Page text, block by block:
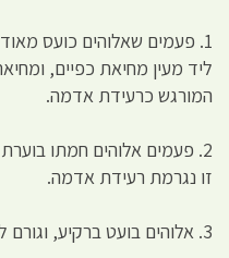
1. פעמים שאלוהים כועס
ליד מעין מחיאת כפיים,
המורגש כרעידת אדמה.
2. פעמים אלוהים חמתו
זו נגרמת רעידת אדמה.
3. אלוהים בועט ברקיע, וגורם לתזוזות בארץ.